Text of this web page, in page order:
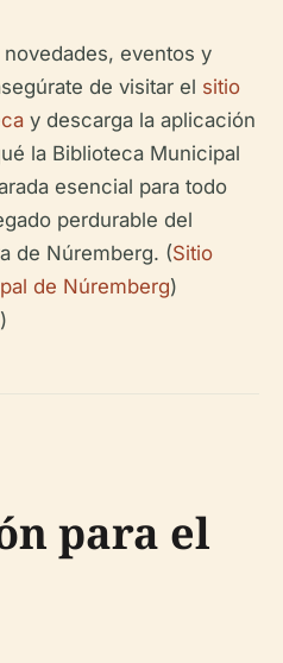
eventos y
de visitar el sitio
y descarga la aplicación
la Biblioteca Municipal
esencial para todo
perdurable del
de Núremberg. (Sitio
de Núremberg)
)
para el